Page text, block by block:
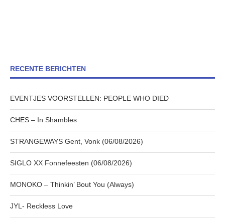
RECENTE BERICHTEN
EVENTJES VOORSTELLEN: PEOPLE WHO DIED
CHES – In Shambles
STRANGEWAYS Gent, Vonk (06/08/2026)
SIGLO XX Fonnefeesten (06/08/2026)
MONOKO – Thinkin’ Bout You (Always)
JYL- Reckless Love